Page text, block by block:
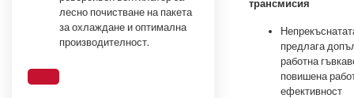
лесно почистване на пакета
за охлаждане и оптимална
производителност.
трансмисия
предлага
работна
повишена
ефективност